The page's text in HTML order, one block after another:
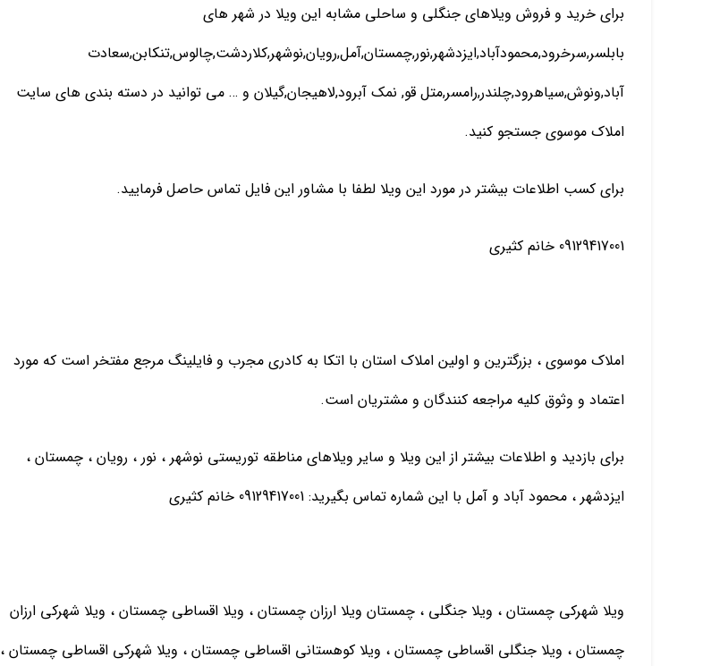
برای خرید و فروش ویلاهای جنگلی و ساحلی مشابه این ویلا در شهر های
بابلسر,سرخرود,محمودآباد,ایزدشهر,نور,چمستان,آمل,رویان,نوشهر,کلاردشت,چالوس,تنکابن,سعادت
آباد,ونوش,سیاهرود,چلندر,رامسر,متل قو, نمک آبرود,لاهیجان,گیلان و … می توانید در دسته بندی های سایت
املاک موسوی جستجو کنید.
برای کسب اطلاعات بیشتر در مورد این ویلا لطفا با مشاور این فایل تماس حاصل فرمایید.
09129417001 خانم کثیری
املاک موسوی ، بزرگترین و اولین املاک استان با اتکا به کادری مجرب و فایلینگ مرجع مفتخر است که مورد
اعتماد و وثوق کلیه مراجعه کنندگان و مشتریان است.
برای بازدید و اطلاعات بیشتر از این ویلا و سایر ویلاهای مناطقه توریستی نوشهر ، نور ، رویان ، چمستان ،
ایزدشهر ، محمود آباد و آمل با این شماره تماس بگیرید: 09129417001 خانم کثیری
ویلا شهرکی چمستان ، ویلا جنگلی ، چمستان ویلا ارزان چمستان ، ویلا اقساطی چمستان ، ویلا شهرکی ارزان
چمستان ، ویلا جنگلی اقساطی چمستان ، ویلا کوهستانی اقساطی چمستان ، ویلا شهرکی اقساطی چمستان ،